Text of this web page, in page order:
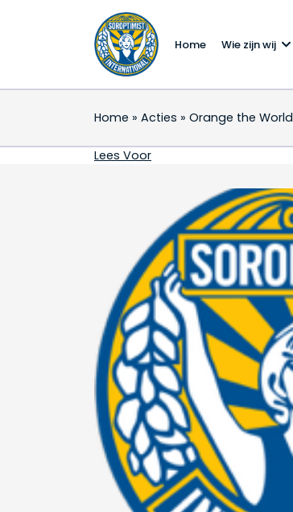
Home Wie zijn wij
Home » Acties » Orange the World
Orange the World
Lees Voor